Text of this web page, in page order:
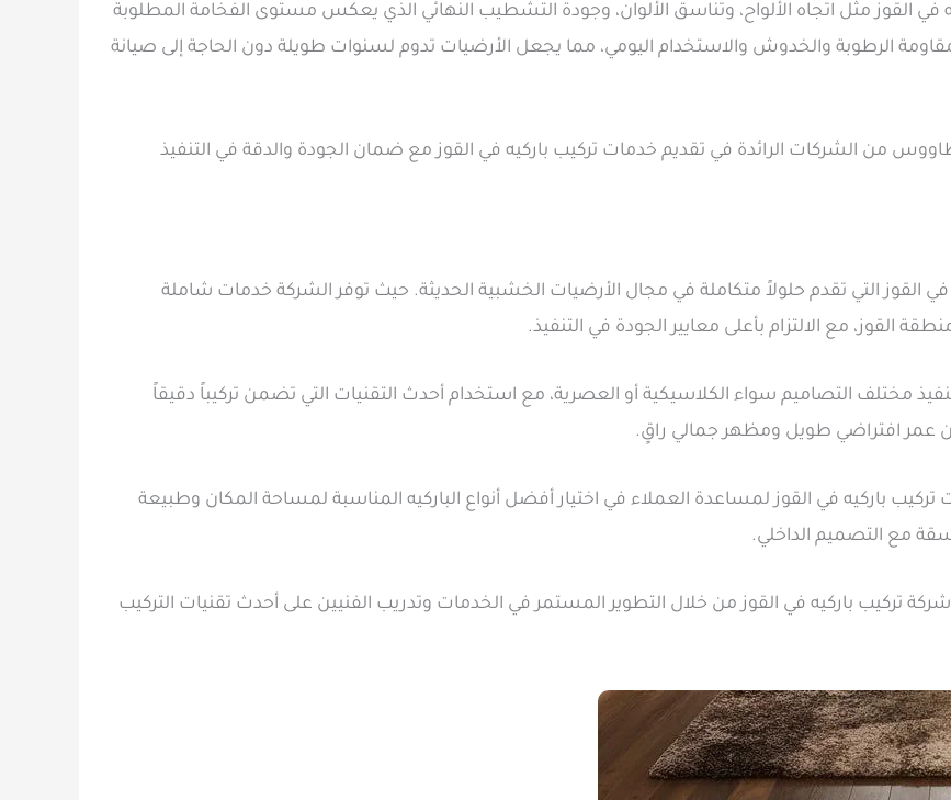
في القوز مثل اتجاه الألواح، وتناسق الألوان، وجودة التشطيب النهائي الذي يعكس مستوى الفخامة المطلوبة
مقاومة الرطوبة والخدوش والاستخدام اليومي، مما يجعل الأرضيات تدوم لسنوات طويلة دون الحاجة إلى صيانة
من الشركات الرائدة في تقديم خدمات تركيب باركيه في القوز مع ضمان الجودة والدقة في التنفيذ
القوز التي تقدم حلولاً متكاملة في مجال الأرضيات الخشبية الحديثة. حيث توفر الشركة خدمات شاملة
القوز، مع الالتزام بأعلى معايير الجودة في التنفيذ.
مختلف التصاميم سواء الكلاسيكية أو العصرية، مع استخدام أحدث التقنيات التي تضمن تركيباً دقيقاً
عمر افتراضي طويل ومظهر جمالي راقٍ.
باركيه في القوز لمساعدة العملاء في اختيار أفضل أنواع الباركيه المناسبة لمساحة المكان وطبيعة
مع التصميم الداخلي.
تركيب باركيه في القوز من خلال التطوير المستمر في الخدمات وتدريب الفنيين على أحدث تقنيات التركيب